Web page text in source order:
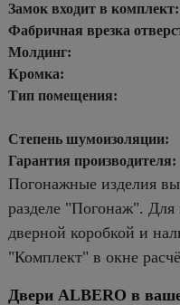
Замок входит в комплект:
Фабричная врезка
Молдинг:
Кромка:
Тип помещения:
Степень шумоизоляции:
Гарантия производителя:
Погонажные изделия
разделе "Погонаж". Для
дверной коробкой и
"Комплект" в окне
Двери ALBERO в